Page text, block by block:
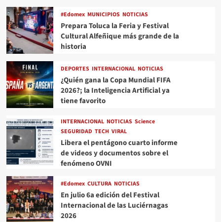
#Edomex MUNICIPIOS NOTICIAS
Prepara Toluca la Feria y Festival
Cultural Alfeñique más grande de la
historia
DEPORTES INTERNACIONAL NOTICIAS
¿Quién gana la Copa Mundial FIFA
2026?; la Inteligencia Artificial ya
tiene favorito
INTERNACIONAL NOTICIAS Science
SEGURIDAD TECH VIRAL
Libera el pentágono cuarto informe
de videos y documentos sobre el
fenómeno OVNI
#Edomex CULTURA NOTICIAS
En julio 6a edición del Festival
Internacional de las Luciérnagas
2026